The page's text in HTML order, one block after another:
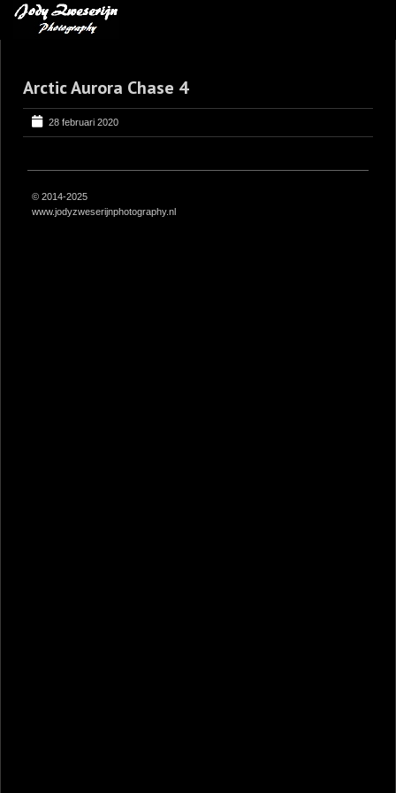
BLOG
LEREN VAN KUNST
CONTACT
Arctic Aurora Chase 4
28 februari 2020
© 2014-2025
www.jodyzweserijnphotography.nl